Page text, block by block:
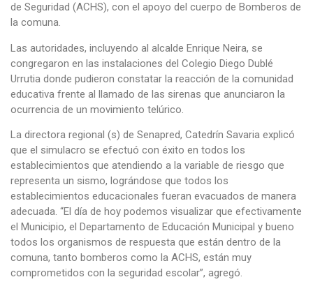
de Seguridad (ACHS), con el apoyo del cuerpo de Bomberos de
la comuna.
Las autoridades, incluyendo al alcalde Enrique Neira, se
congregaron en las instalaciones del Colegio Diego Dublé
Urrutia donde pudieron constatar la reacción de la comunidad
educativa frente al llamado de las sirenas que anunciaron la
ocurrencia de un movimiento telúrico.
La directora regional (s) de Senapred, Catedrín Savaria explicó
que el simulacro se efectuó con éxito en todos los
establecimientos que atendiendo a la variable de riesgo que
representa un sismo, lográndose que todos los
establecimientos educacionales fueran evacuados de manera
adecuada. “El día de hoy podemos visualizar que efectivamente
el Municipio, el Departamento de Educación Municipal y bueno
todos los organismos de respuesta que están dentro de la
comuna, tanto bomberos como la ACHS, están muy
comprometidos con la seguridad escolar”, agregó.